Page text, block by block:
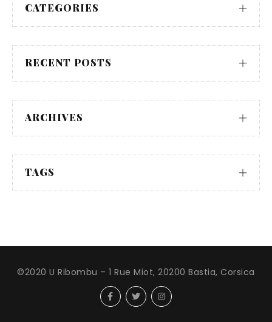
CATEGORIES
RECENT POSTS
ARCHIVES
TAGS
©2020 U Ribombu – 1 Rue Miot, 20200 Bastia, Corsica